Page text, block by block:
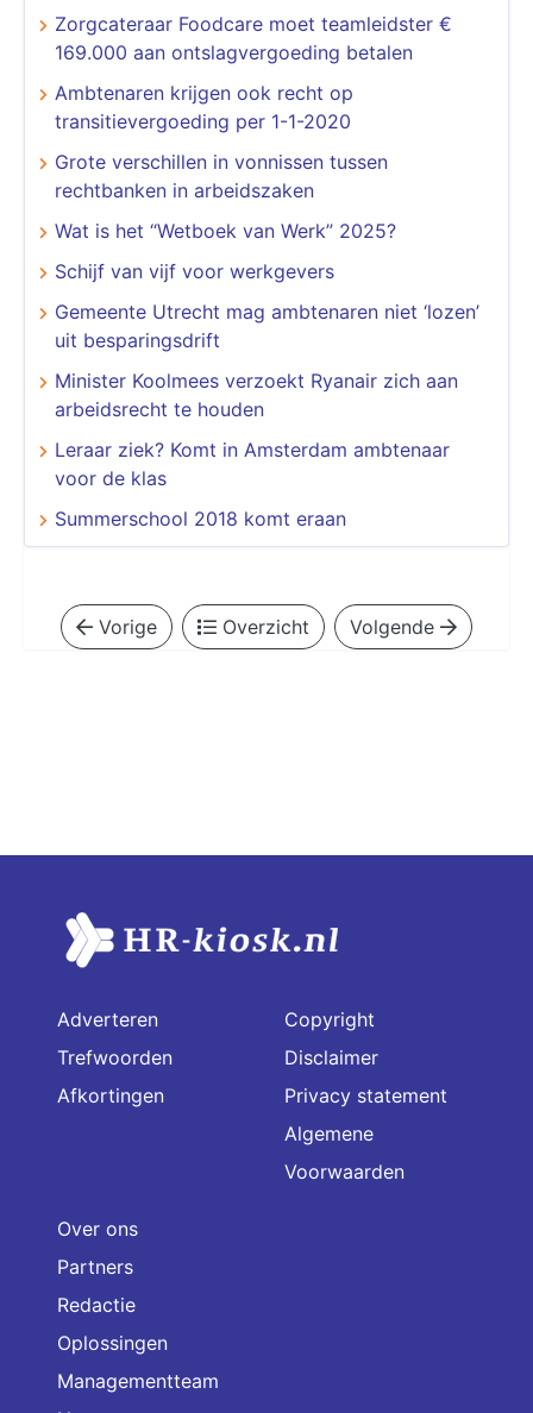
Zorgcateraar Foodcare moet teamleidster €
169.000 aan ontslagvergoeding betalen
Ambtenaren krijgen ook recht op
transitievergoeding per 1-1-2020
Grote verschillen in vonnissen tussen
rechtbanken in arbeidszaken
Wat is het “Wetboek van Werk” 2025?
Schijf van vijf voor werkgevers
Gemeente Utrecht mag ambtenaren niet ‘lozen’
uit besparingsdrift
Minister Koolmees verzoekt Ryanair zich aan
arbeidsrecht te houden
Leraar ziek? Komt in Amsterdam ambtenaar
voor de klas
Summerschool 2018 komt eraan
Vorige Overzicht Volgende
Adverteren
Trefwoorden
Afkortingen
Copyright
Disclaimer
Privacy statement
Algemene
Voorwaarden
Over ons
Partners
Redactie
Oplossingen
Managementteam